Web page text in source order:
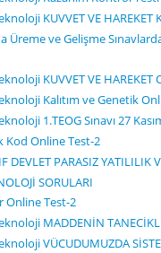
KUVVET VE HAREKET
Üreme ve Gelişme
KUVVET VE
Kalıtım ve Genetik
1.TEOG Sınavı 27
Kod Online Test-2
DEVLET PARASIZ YATILILIK
SORULARI
Online Test-2
MADDENİN
VÜCUDUMUZDA